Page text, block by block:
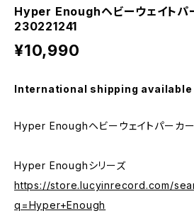
Hyper Enoughヘビーウェイトパ
230221241
¥10,990
International shipping available
Hyper Enoughヘビーウェイトパーカー
Hyper Enoughシリーズ
https://store.lucyinrecord.com/
q=Hyper+Enough